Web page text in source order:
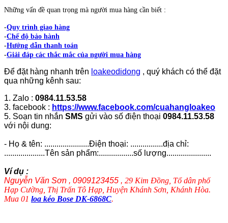
Những vấn đề quan trọng mà người mua hàng cần biết :
-Quy trình giao hàng
-Chế độ bảo hành
-Hướng dẫn thanh toán
-Giải đáp các thắc mắc của người mua hàng
Để đặt hàng nhanh trên loakeodidong , quý khách có thể đặt
qua những kênh sau:
1. Zalo : 0984.11.53.58
3. facebook : https://www.facebook.com/cuahangloakeo
5. Soạn tin nhắn SMS gửi vào số điện thoại 0984.11.53.58
với nội dung:
- Họ & tên: ......................Điện thoại: ................địa chỉ:
....................Tên sản phẩm:.................số lượng......................
Ví dụ :
Nguyễn Văn Sơn , 0909123455 , 29 Kim Đồng, Tổ dân phố
Hạp Cường, Thị Trấn Tô Hạp, Huyện Khánh Sơn, Khánh Hòa.
Mua 01 loa kéo Bose DK-6868C.